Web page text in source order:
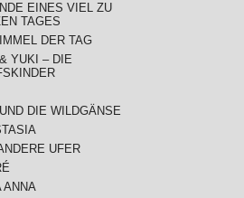
EINES VIEL ZU
TAGES
DER TAG
YUKI – DIE
DIE WILDGÄNSE
UFER
ANNA